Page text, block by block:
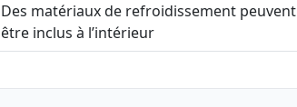
Des matériaux de refroidissement peuvent
être inclus à l’intérieur